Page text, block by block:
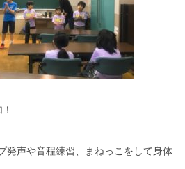
発声や音程練習、まねっこをして身体